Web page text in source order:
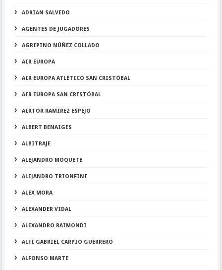
ADRIAN SALVEDO
AGENTES DE JUGADORES
AGRIPINO NÚÑEZ COLLADO
AIR EUROPA
AIR EUROPA ATLÉTICO SAN CRISTÓBAL
AIR EUROPA SAN CRISTÓBAL
AIRTOR RAMÍREZ ESPEJO
ALBERT BENAIGES
ALBITRAJE
ALEJANDRO MOQUETE
ALEJANDRO TRIONFINI
ALEX MORA
ALEXANDER VIDAL
ALEXANDRO RAIMONDI
ALFI GABRIEL CARPIO GUERRERO
ALFONSO MARTE